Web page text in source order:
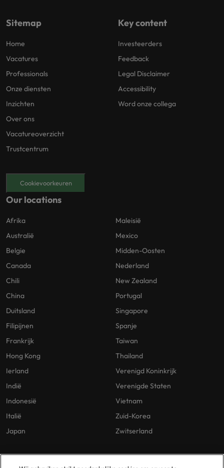
Sitemap
Home
Vacatures
Professionals
Onze diensten
Inzichten
Over ons
Vacatureoverzicht
Trustcentrum
Key content
Investeerders
Feedback
Legal Disclaimer
Accessibility
Word onze collega
Cookievoorkeuren
Our locations
Afrika
Australië
Belgie
Canada
Chili
China
Duitsland
Filipijnen
Frankrijk
Hong Kong
Ierland
Indië
Indonesië
Italië
Japan
Maleisië
Mexico
Midden-Oosten
Nederland
New Zealand
Portugal
Singapore
Spanje
Taiwan
Thailand
Verenigd Koninkrijk
Verenigde Staten
Vietnam
Zuid-Korea
Zwitserland
Our Policies Vestigingen